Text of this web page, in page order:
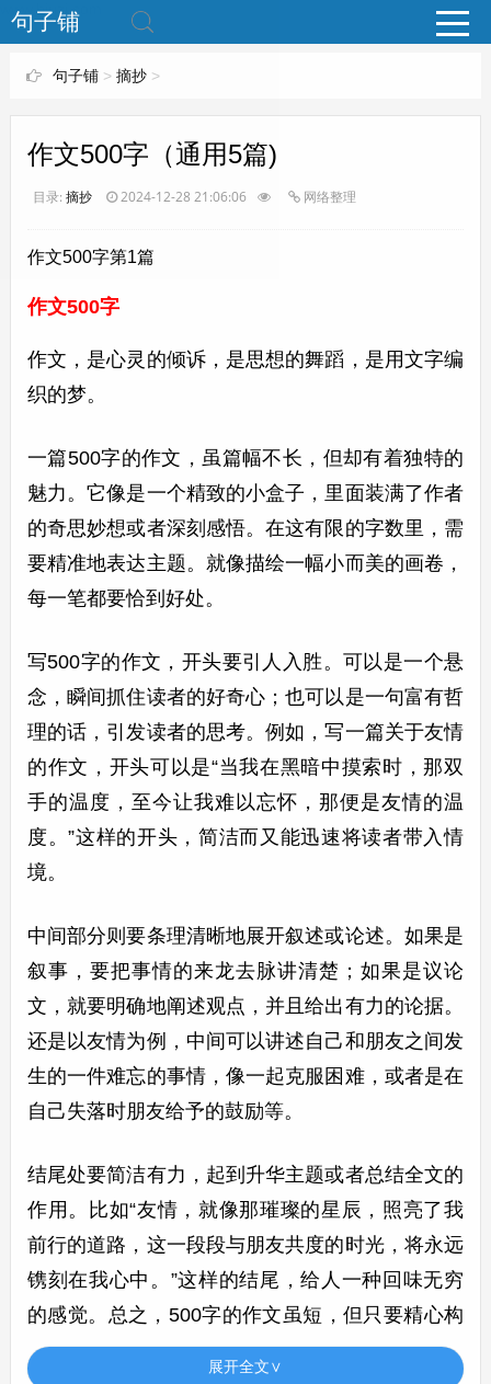
www.bjuzi.com
句子铺
句子铺> 摘抄>
作文500字（通用5篇)
目录: 摘抄 2024-12-28 21:06:06 网络整理
作文500字第1篇
作文500字
作文，是心灵的倾诉，是思想的舞蹈，是用文字编
织的梦。
一篇500字的作文，虽篇幅不长，但却有着独特的
魅力。它像是一个精致的小盒子，里面装满了作者
的奇思妙想或者深刻感悟。在这有限的字数里，需
要精准地表达主题。就像描绘一幅小而美的画卷，
每一笔都要恰到好处。
写500字的作文，开头要引人入胜。可以是一个悬
念，瞬间抓住读者的好奇心；也可以是一句富有哲
理的话，引发读者的思考。例如，写一篇关于友情
的作文，开头可以是“当我在黑暗中摸索时，那双
手的温度，至今让我难以忘怀，那便是友情的温
度。”这样的开头，简洁而又能迅速将读者带入情
境。
中间部分则要条理清晰地展开叙述或论述。如果是
叙事，要把事情的来龙去脉讲清楚；如果是议论
文，就要明确地阐述观点，并且给出有力的论据。
还是以友情为例，中间可以讲述自己和朋友之间发
生的一件难忘的事情，像一起克服困难，或者是在
自己失落时朋友给予的鼓励等。
结尾处要简洁有力，起到升华主题或者总结全文的
作用。比如“友情，就像那璀璨的星辰，照亮了我
前行的道路，这一段段与朋友共度的时光，将永远
镌刻在我心中。”这样的结尾，给人一种回味无穷
的感觉。总之，500字的作文虽短，但只要精心构
思，同样能写出精彩。
展开全文∨